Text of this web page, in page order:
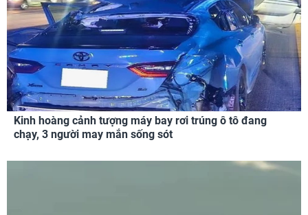
Kinh hoàng cảnh tượng máy bay rơi trúng ô tô đang
chạy, 3 người may mắn sống sót